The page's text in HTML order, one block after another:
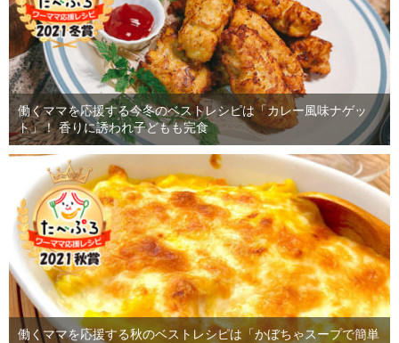
働くママを応援する今冬のベストレシピは「カレー風味ナゲッ
ト」！ 香りに誘われ子どもも完食
働くママを応援する秋のベストレシピは「かぼちゃスープで簡単